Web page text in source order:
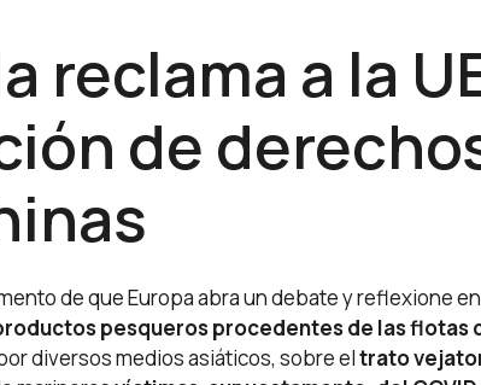
reclama a la
de
de que Europa abra un debate y reflexione
pesqueros procedentes de las flotas
diversos medios asiáticos, sobre eltrato